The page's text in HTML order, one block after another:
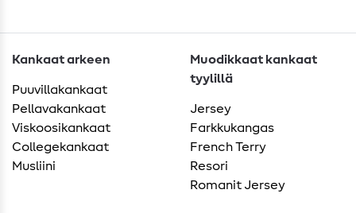
Kankaat arkeen
Puuvillakankaat
Pellavakankaat
Viskoosikankaat
Collegekankaat
Musliini
Muodikkaat kankaat
tyylillä
Jersey
Farkkukangas
French Terry
Resori
Romanit Jersey